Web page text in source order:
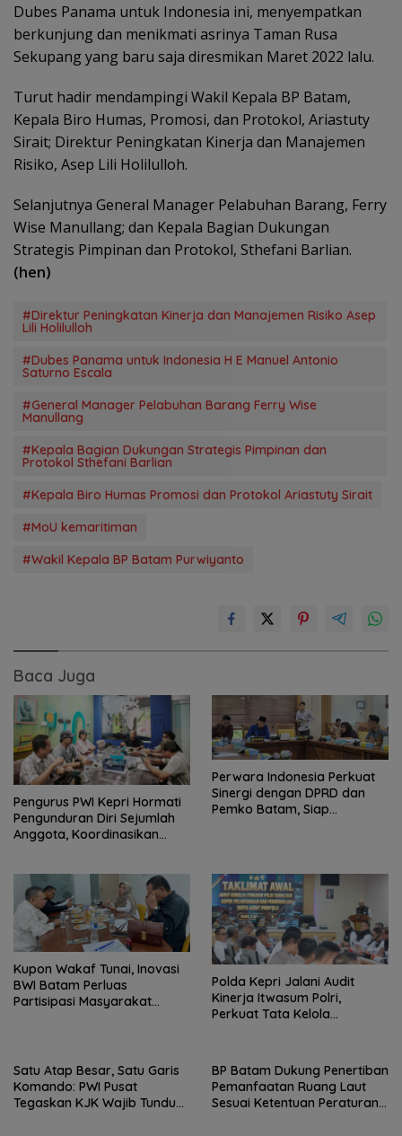
Dubes Panama untuk Indonesia ini, menyempatkan
berkunjung dan menikmati asrinya Taman Rusa
Sekupang yang baru saja diresmikan Maret 2022 lalu.
Turut hadir mendampingi Wakil Kepala BP Batam,
Kepala Biro Humas, Promosi, dan Protokol, Ariastuty
Sirait; Direktur Peningkatan Kinerja dan Manajemen
Risiko, Asep Lili Holilulloh.
Selanjutnya General Manager Pelabuhan Barang, Ferry
Wise Manullang; dan Kepala Bagian Dukungan
Strategis Pimpinan dan Protokol, Sthefani Barlian.
(hen)
#Direktur Peningkatan Kinerja dan Manajemen Risiko Asep
Lili Holilulloh
#Dubes Panama untuk Indonesia H E Manuel Antonio
Saturno Escala
#General Manager Pelabuhan Barang Ferry Wise
Manullang
#Kepala Bagian Dukungan Strategis Pimpinan dan
Protokol Sthefani Barlian
#Kepala Biro Humas Promosi dan Protokol Ariastuty Sirait
#MoU kemaritiman
#Wakil Kepala BP Batam Purwiyanto
Baca Juga
Pengurus PWI Kepri Hormati
Pengunduran Diri Sejumlah
Anggota, Koordinasikan
Perwara Indonesia Perkuat
Sinergi dengan DPRD dan
Pemko Batam, Siap
Kupon Wakaf Tunai, Inovasi
BWI Batam Perluas
Partisipasi Masyarakat
Polda Kepri Jalani Audit
Kinerja Itwasum Polri,
Perkuat Tata Kelola
Satu Atap Besar, Satu Garis
Komando: PWI Pusat
Tegaskan KJK Wajib Tunduk
BP Batam Dukung Penertiban
Pemanfaatan Ruang Laut
Sesuai Ketentuan Peraturan